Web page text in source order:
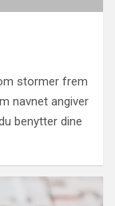
stormer frem
navnet angiver
benytter dine